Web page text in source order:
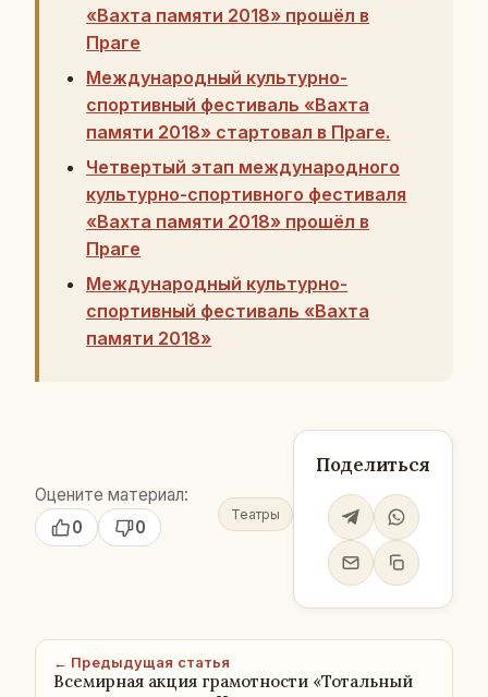
«Вахта памяти 2018» прошёл в
Праге
Международный культурно-
спортивный фестиваль «Вахта
памяти 2018» стартовал в Праге.
Четвертый этап международного
культурно-спортивного фестиваля
«Вахта памяти 2018» прошёл в
Праге
Международный культурно-
спортивный фестиваль «Вахта
памяти 2018»
Оцените материал:
0
0
Театры
Поделиться
← Предыдущая статья
Всемирная акция грамотности «Тотальный